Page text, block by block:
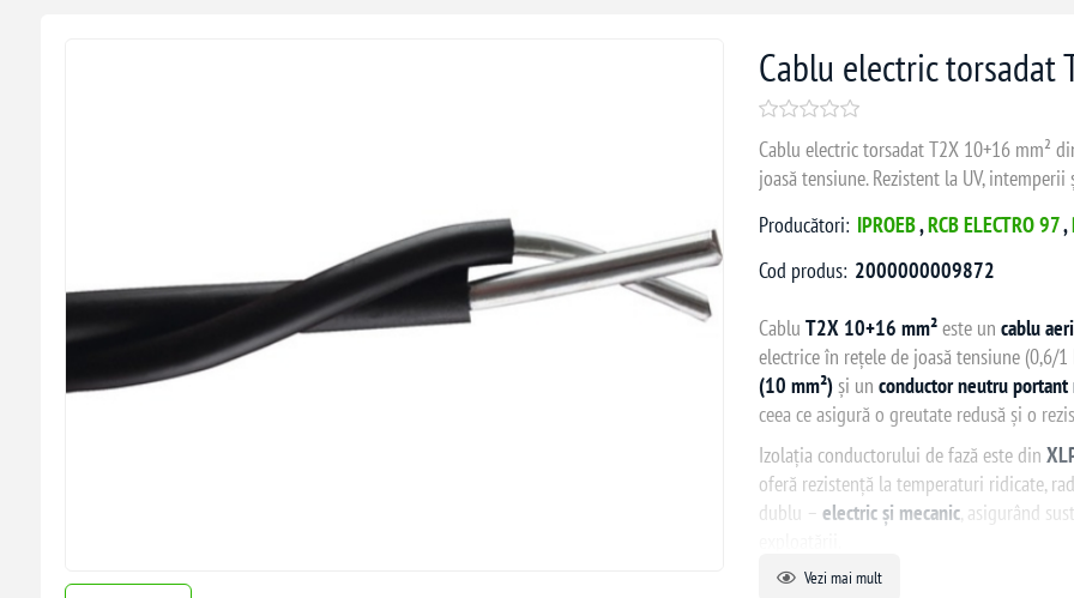
Cablu electric torsadat
Cablu electric torsadat T2X 10+16 mm²
joasă tensiune. Rezistent la UV,
Producători: IPROEB,RCB ELECTRO 97,
Cod produs: 2000000009872
Cablu T2X 10+16 mm²este un cablu
electrice în rețele de joasă tensiune (0,6/
(10 mm²)și un conductor neutru
ceea ce asigură o greutate redusă și o
Izolația conductorului de fază este din
oferă rezistență la temperaturi ridicate,
dublu – electric și mecanic, asigurând
CablulT2X 10+16 mm²
Vezi mai mult